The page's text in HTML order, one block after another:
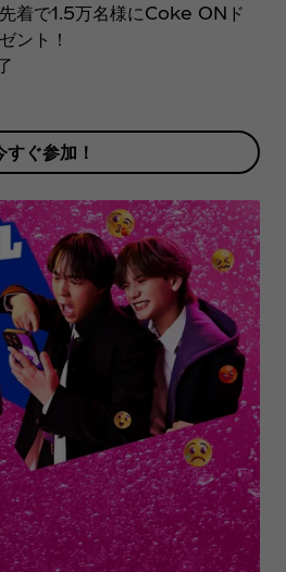
着で1.5万名様にCoke ONド
ント！
すぐ参加！